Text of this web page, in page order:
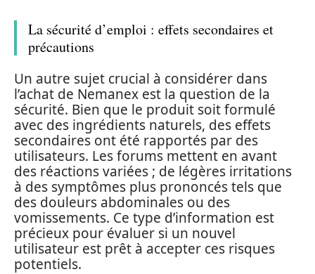
La sécurité d’emploi : effets secondaires et
précautions
Un autre sujet crucial à considérer dans
l’achat de Nemanex est la question de la
sécurité. Bien que le produit soit formulé
avec des ingrédients naturels, des effets
secondaires ont été rapportés par des
utilisateurs. Les forums mettent en avant
des réactions variées ; de légères irritations
à des symptômes plus prononcés tels que
des douleurs abdominales ou des
vomissements. Ce type d’information est
précieux pour évaluer si un nouvel
utilisateur est prêt à accepter ces risques
potentiels.